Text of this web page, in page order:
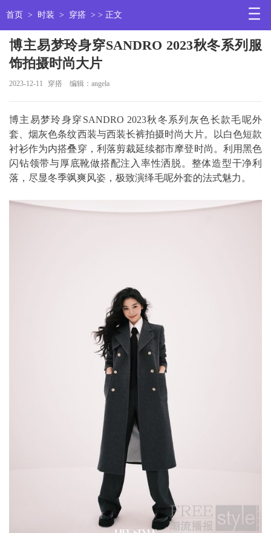
首页 > 时装 > 穿搭 > > 正文
博主易梦玲身穿SANDRO 2023秋冬系列服
饰拍摄时尚大片
2023-12-11 穿搭 编辑：angela
博主易梦玲身穿SANDRO 2023秋冬系列灰色长款毛呢外
套、烟灰色条纹西装与西装长裤拍摄时尚大片。以白色短款
衬衫作为内搭叠穿，利落剪裁延续都市摩登时尚。利用黑色
闪钻领带与厚底靴做搭配注入率性洒脱。整体造型干净利
落，尽显冬季飒爽风姿，极致演绎毛呢外套的法式魅力。